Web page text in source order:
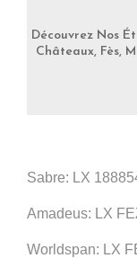
Découvrez Nos
Châteaux, Fès,
Sabre: LX
Amadeus: LX
Worldspan: LX